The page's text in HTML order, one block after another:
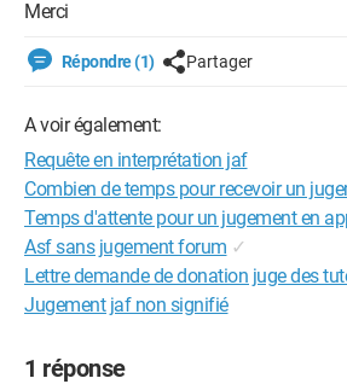
Merci
Répondre (1) Partager
A voir également:
Requête en interprétation jaf
Combien de temps pour recevoir un
Temps d'attente pour un jugement en
Asf sans jugement forum ✓
Lettre demande de donation juge des
Jugement jaf non signifié
1 réponse